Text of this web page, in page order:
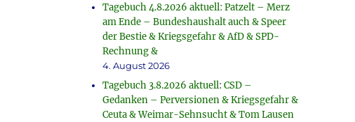
Tagebuch 4.8.2026 aktuell: Patzelt – Merz
am Ende – Bundeshaushalt auch & Speer
der Bestie & Kriegsgefahr & AfD & SPD-
Rechnung &
4. August 2026
Tagebuch 3.8.2026 aktuell: CSD –
Gedanken – Perversionen & Kriegsgefahr &
Ceuta & Weimar-Sehnsucht & Tom Lausen